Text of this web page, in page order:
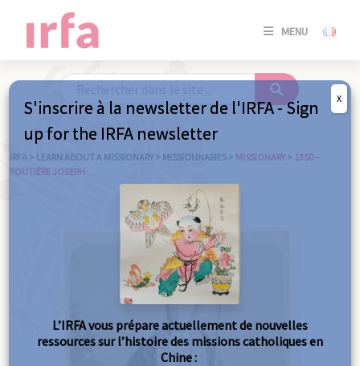
MENU
SE
/
IRFA > LEARN ABOUT A MISSIONARY > MISSIONNARIES > MISSIONARY > 1350 –
POUTIÈRE JOSEPH
S'inscrire à la newsletter de l'IRFA - Sign
up for the IRFA newsletter
L’IRFA vous prépare actuellement de nouvelles
ressources sur l’histoire des missions catholiques en
Chine :
X